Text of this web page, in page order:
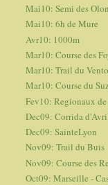
Mai10: Semi des
Mai10: 6h de Mure
Avr10: 1000m
Mar10: Course des
Mar10: Trail du
Mar10: Course du
Fev10: Regionaux de
Dec09: Corrida
Dec09: SainteLyon
Nov09: Trail du Buis
Nov09: Course des
Oct09: Marseille -